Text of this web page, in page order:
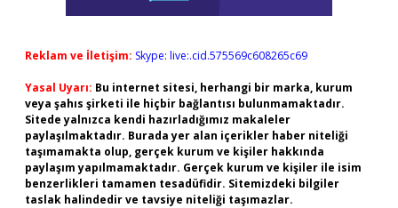
Reklam ve İletişim: Skype: live:.cid.575569c608265c69
Yasal Uyarı: Bu internet sitesi, herhangi bir marka, kurum
veya şahıs şirketi ile hiçbir bağlantısı bulunmamaktadır.
Sitede yalnızca kendi hazırladığımız makaleler
paylaşılmaktadır. Burada yer alan içerikler haber niteliği
taşımamakta olup, gerçek kurum ve kişiler hakkında
paylaşım yapılmamaktadır. Gerçek kurum ve kişiler ile isim
benzerlikleri tamamen tesadüfidir. Sitemizdeki bilgiler
taslak halindedir ve tavsiye niteliği taşımazlar.